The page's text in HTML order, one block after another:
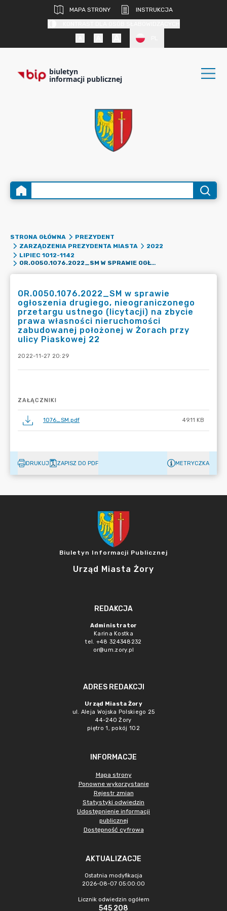
MAPA STRONY
INSTRUKCJA
biuletyn
informacji publicznej
STRONA GŁÓWNA
PREZYDENT
ZARZĄDZENIA PREZYDENTA MIASTA
2022
LIPIEC 1012-1142
OR.0050.1076.2022_SM W SPRAWIE OGŁOSZENIA DRUGIEGO, NIEOGRANICZONEGO PRZETARGU USTNEGO (LICYTACJI) NA ZBYCIE PRAWA WŁASNOŚCI NIERUCHOMOŚCI ZABUDOWANEJ POŁOŻONEJ W ŻORACH PRZY ULICY PIASKOWEJ 22
OR.0050.1076.2022_SM w sprawie
ogłoszenia drugiego, nieograniczonego
przetargu ustnego (licytacji) na zbycie
prawa własności nieruchomości
zabudowanej położonej w Żorach przy
ulicy Piaskowej 22
2022-11-27 20:29
ZAŁĄCZNIKI
1076_SM.pdf 49.11 KB
DRUKUJ ZAPISZ DO PDF METRYCZKA
Biuletyn Informacji Publicznej
Urząd Miasta Żory
REDAKCJA
Administrator
Karina Kostka
tel. +48 324348232
or@um.zory.pl
ADRES REDAKCJI
Urząd Miasta Żory
ul. Aleja Wojska Polskiego 25
44-240 Żory
piętro 1, pokój 102
INFORMACJE
Mapa strony
Ponowne wykorzystanie
Rejestr zmian
Statystyki odwiedzin
Udostępnienie informacji
publicznej
Dostępność cyfrowa
AKTUALIZACJE
Ostatnia modyfikacja
2026-08-07 05:00:00
Licznik odwiedzin ogółem
545 208